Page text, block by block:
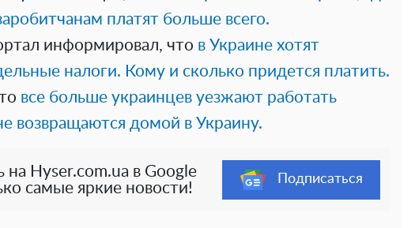
платят больше всего.
информировал, что в Украине хотят
налоги. Кому и сколько придется платить.
все больше украинцев уезжают работать
возвращаются домой в Украину.
Hyser.com.ua в Google
самые яркие новости!
Подписаться